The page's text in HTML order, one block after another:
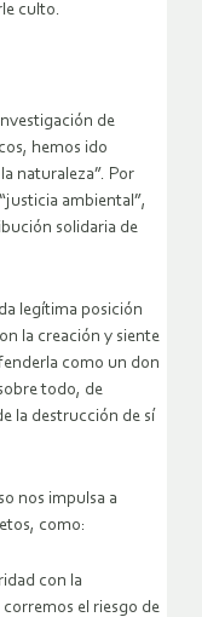
culto.
de
hemos ido
naturaleza”. Por
ambiental”,
solidaria de
legítima posición
la creación y siente
como un don
todo, de
la destrucción de sí
nos impulsa a
como:
con la
el riesgo de